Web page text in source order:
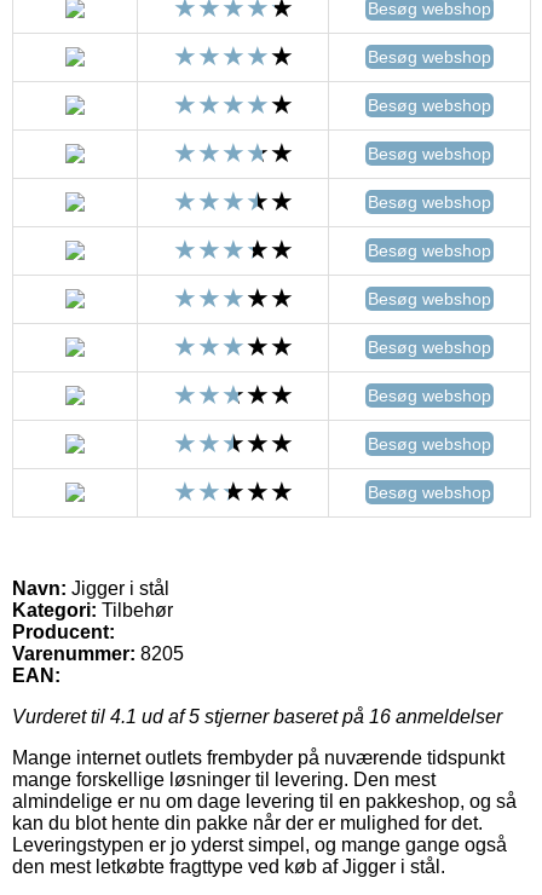
Besøg webshop
Besøg webshop
Besøg webshop
Besøg webshop
Besøg webshop
Besøg webshop
Besøg webshop
Besøg webshop
Besøg webshop
Besøg webshop
Besøg webshop
Navn: Jigger i stål
Kategori: Tilbehør
Producent:
Varenummer: 8205
EAN:
Vurderet til 4.1 ud af 5 stjerner baseret på 16 anmeldelser
Mange internet outlets frembyder på nuværende tidspunkt
mange forskellige løsninger til levering. Den mest
almindelige er nu om dage levering til en pakkeshop, og så
kan du blot hente din pakke når der er mulighed for det.
Leveringstypen er jo yderst simpel, og mange gange også
den mest letkøbte fragttype ved køb af Jigger i stål.